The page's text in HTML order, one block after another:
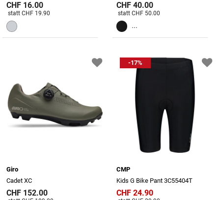
CHF 16.00
Preis reduziert von
statt CHF 19.90
CHF 40.00
Preis reduziert von
statt CHF 50.00
...
Giro
Cadet XC
CHF 152.00
-17%
CMP
Kids G Bike Pant 3C55404T
CHF 24.90